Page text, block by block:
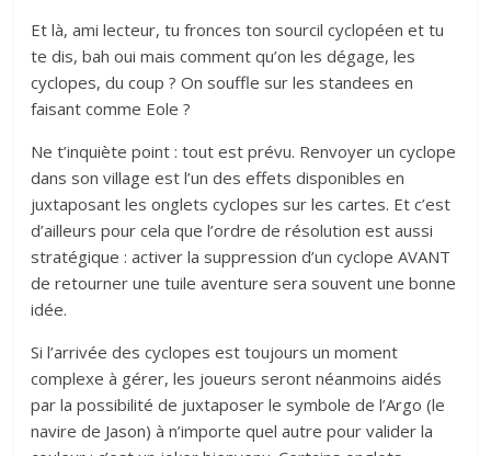
Et là, ami lecteur, tu fronces ton sourcil cyclopéen et tu
te dis, bah oui mais comment qu’on les dégage, les
cyclopes, du coup ? On souffle sur les standees en
faisant comme Eole ?
Ne t’inquiète point : tout est prévu. Renvoyer un cyclope
dans son village est l’un des effets disponibles en
juxtaposant les onglets cyclopes sur les cartes. Et c’est
d’ailleurs pour cela que l’ordre de résolution est aussi
stratégique : activer la suppression d’un cyclope AVANT
de retourner une tuile aventure sera souvent une bonne
idée.
Si l’arrivée des cyclopes est toujours un moment
complexe à gérer, les joueurs seront néanmoins aidés
par la possibilité de juxtaposer le symbole de l’Argo (le
navire de Jason) à n’importe quel autre pour valider la